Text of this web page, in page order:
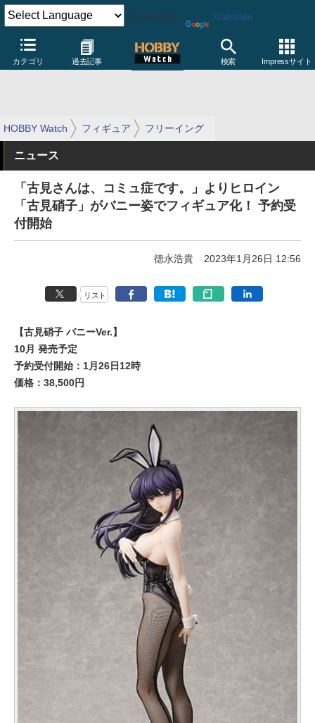
Powered by Translate
カテゴリ 過去記事 検索 Impressサイト
HOBBY Watch フィギュア フリーイング
ニュース
「古見さんは、コミュ症です。」よりヒロイン
「古見硝子」がバニー姿でフィギュア化！ 予約受
付開始
徳永浩貴 2023年1月26日 12:56
リスト
【古見硝子 バニーVer.】
10月 発売予定
予約受付開始：1月26日12時
価格：38,500円